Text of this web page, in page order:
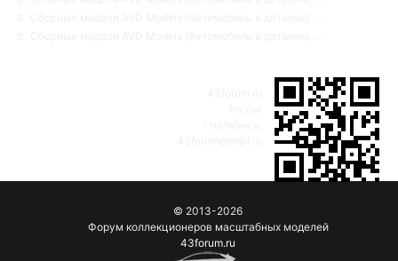
© 2013-2026
Форум коллекционеров масштабных моделей
43forum.ru